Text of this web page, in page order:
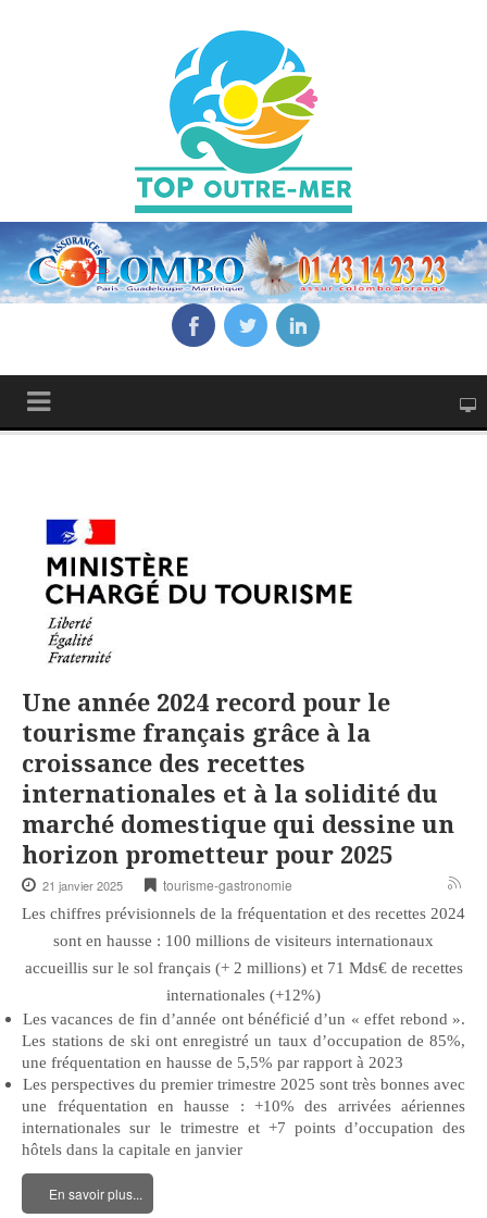
Une année 2024 record pour le
tourisme français grâce à la
croissance des recettes
internationales et à la solidité du
marché domestique qui dessine un
horizon prometteur pour 2025
21 janvier 2025 tourisme-gastronomie
Les chiffres prévisionnels de la fréquentation et des recettes 2024
sont en hausse : 100 millions de visiteurs internationaux
accueillis sur le sol français (+ 2 millions) et 71 Mds€ de recettes
internationales (+12%)
Les vacances de fin d’année ont bénéficié d’un « effet rebond ».
Les stations de ski ont enregistré un taux d’occupation de 85%,
une fréquentation en hausse de 5,5% par rapport à 2023
Les perspectives du premier trimestre 2025 sont très bonnes avec
une fréquentation en hausse : +10% des arrivées aériennes
internationales sur le trimestre et +7 points d’occupation des
hôtels dans la capitale en janvier
En savoir plus...